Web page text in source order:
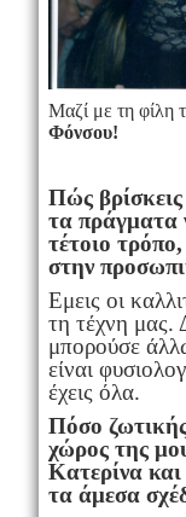
Μαζί με τη φίλη
Φόνσου!
Πώς βρίσκεις
τα πράγματα
τέτοιο
στην
Εμεις οι
τη τέχνη μας.
μπορούσε
είναι
έχεις όλα.
Πόσο
χώρος της
Κατερίνα και
τα άμεσα